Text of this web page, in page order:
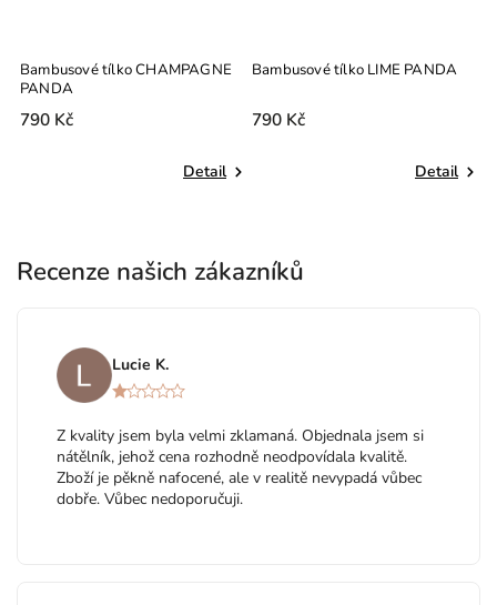
Bambusové tílko LIME PANDA
790 Kč
Detail
Bambusové tílko BLUSH PANDA
790 Kč
Detail
Recenze našich zákazníků
Lucie K.
Z kvality jsem byla velmi zklamaná. Objednala jsem si
nátělník, jehož cena rozhodně neodpovídala kvalitě.
Zboží je pěkně nafocené, ale v realitě nevypadá vůbec
dobře. Vůbec nedoporučuji.